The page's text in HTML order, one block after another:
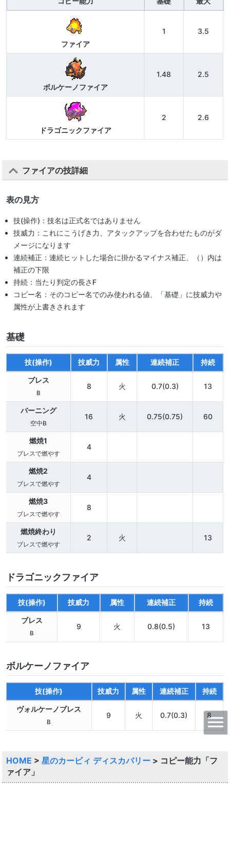
ファイア
1 3.5
ボルケーノファイア
1.48 2.5
ドラゴニックファイア
2 2.6
ファイアの技詳細
表の見方
技(操作)：技名は正式名ではありません
技威力：これにこうげき力、アタックアップを合わせたものがダ
メージになります
連続補正：連続ヒットした場合に掛かるマイナス補正、（）内は
補正の下限
持続：当たり判定の長さF
コピー名：そのコピー名でのみ使われる値、「基礎」に技威力や
属性が上書きされます
基礎
技(操作) 技威力 属性 連続補正 持続
ブレス
B
8 火 0.7(0.3) 13
バーニング
空中B
16 火 0.75(0.75) 60
燃焼1
ブレスで燃やす
4
燃焼2
ブレスで燃やす
4
燃焼3
ブレスで燃やす
8
燃焼終わり
ブレスで燃やす
2 火 13
ドラゴニックファイア
技(操作) 技威力 属性 連続補正 持続
ブレス
B
9 火 0.8(0.5) 13
ボルケーノファイア
技(操作) 技威力 属性 連続補正 持続
ヴォルケーノブレス
B
9 火 0.7(0.3) 8
HOME > 星のカービィ ディスカバリー > コピー能力「フ
ァイア」